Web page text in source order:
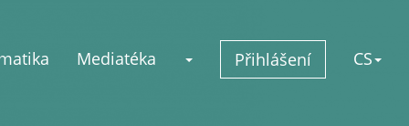
Mediatéka Přihlášení CS